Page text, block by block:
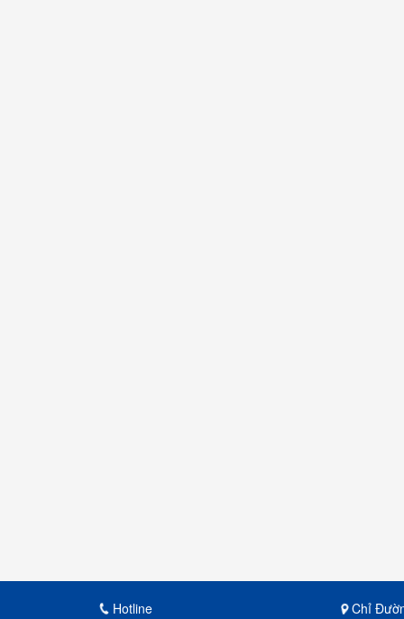
Hotline Chỉ